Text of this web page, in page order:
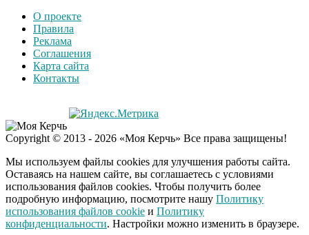
О проекте
Правила
Реклама
Соглашения
Карта сайта
Контакты
Copyright © 2013 - 2026 «Моя Керчь» Все права защищены!
Мы используем файлы cookies для улучшения работы сайта.
Оставаясь на нашем сайте, вы соглашаетесь с условиями
использования файлов cookies. Чтобы получить более
подробную информацию, посмотрите нашу Политику
использования файлов cookie и Политику
конфиденциальности. Настройки можно изменить в браузере.